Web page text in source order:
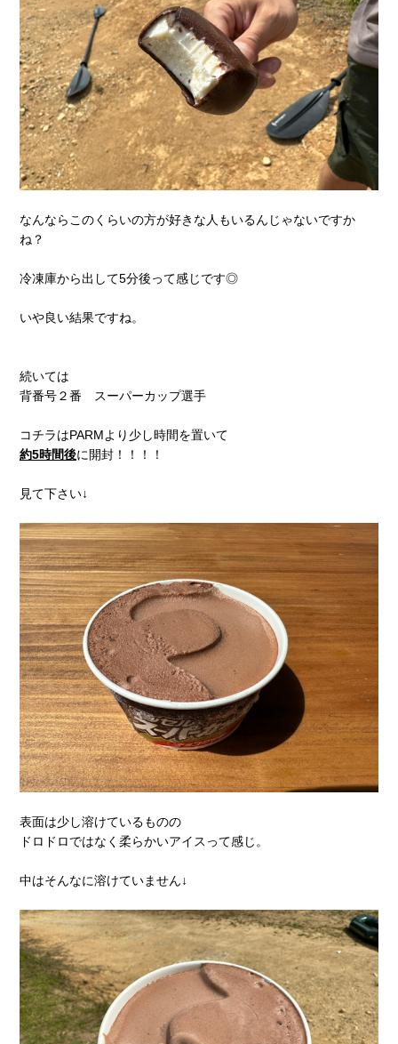
なんならこのくらいの方が好きな人もいるんじゃないですか
ね？
冷凍庫から出して5分後って感じです◎
いや良い結果ですね。
続いては
背番号２番 スーパーカップ選手
コチラはPARMより少し時間を置いて
約5時間後に開封！！！！
見て下さい↓
表面は少し溶けているものの
ドロドロではなく柔らかいアイスって感じ。
中はそんなに溶けていません↓